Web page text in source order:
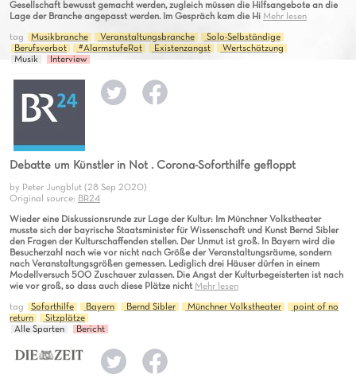
Gesellschaft bewusst gemacht werden, zugleich müssen die Hilfsangebote an die
Lage der Branche angepasst werden. Im Gespräch kam die Hi Mehr lesen
tag Musikbranche Veranstaltungsbranche
Solo-Selbständige
Berufsverbot
#AlarmstufeRot Existenzangst
Wertschätzung
Musik
Interview
Debatte um Künstler in Not . Corona-Soforthilfe gefloppt
by Peter Jungblut (28 Sep 2020)
Original source: BR24
Wieder eine Diskussionsrunde zur Lage der Kultur: Im Münchner Volkstheater
musste sich der bayrische Staatsminister für Wissenschaft und Kunst Bernd Sibler
den Fragen der Kulturschaffenden stellen. Der Unmut ist groß. In Bayern wird die
Besucherzahl nach wie vor nicht nach Größe der Veranstaltungsräume, sondern
nach Veranstaltungsgrößen gemessen. Lediglich drei Häuser dürfen in einem
Modellversuch 500 Zuschauer zulassen. Die Angst der Kulturbegeisterten ist nach
wie vor groß, so dass auch diese Plätze nicht Mehr lesen
tag Soforthilfe Bayern Bernd Sibler Münchner Volkstheater
point of no
return
Sitzplätze
Alle Sparten
Bericht